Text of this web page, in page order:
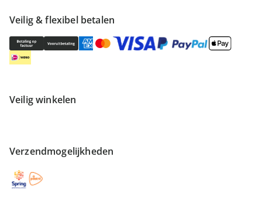
Veilig & flexibel betalen
Veilig winkelen
Verzendmogelijkheden